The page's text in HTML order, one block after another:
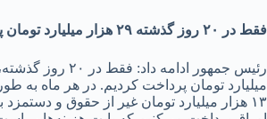
فقط در ۲۰ روز گذشته ۲۹ هزار میلیارد تومان پرداخت کردیم
۱۳ هزار میلیارد تومان غیر از حقوق و